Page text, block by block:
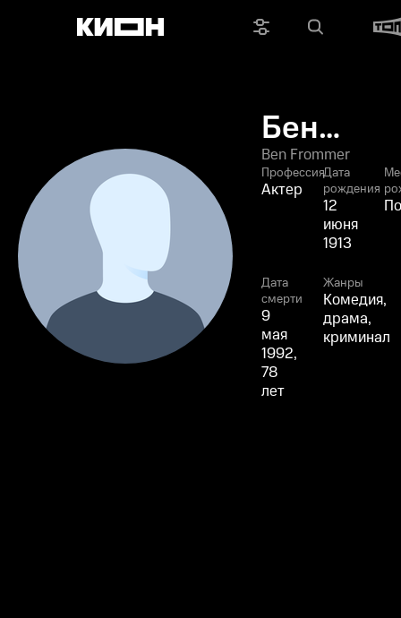
Бен
Ben Frommer
Профессия
Актер
Дата
рождения
12
июня
1913
Дата
смерти
9
мая
1992,
78
лет
Жанры
Комедия,
драма,
криминал